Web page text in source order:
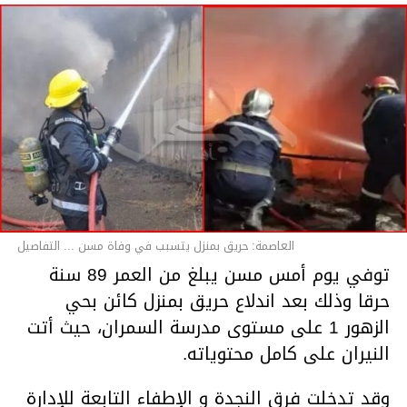
العاصمة: حريق بمنزل يتسبب في وفاة مسن ... التفاصيل
توفي يوم أمس مسن يبلغ من العمر 89 سنة
حرقا وذلك بعد اندلاع حريق بمنزل كائن بحي
الزهور 1 على مستوى مدرسة السمران، حيث أتت
النيران على كامل محتوياته.
وقد تدخلت فرق النجدة و الإطفاء التابعة للإدارة